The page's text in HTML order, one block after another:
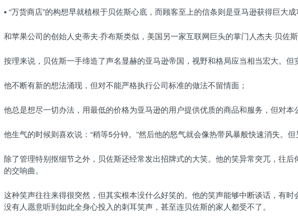
▪ “万货商店”的构想早就植根于贝佐斯心底，而顾客至上的信条则是亚马逊获得巨大成
和苹果公司的创始人史蒂夫·乔布斯类似，美国另一家互联网巨头的掌门人杰夫·贝佐
按理来说，贝佐斯一手缔造了声名显赫的亚马逊帝国，视野和格局应当相当宏大。
他不断有新的想法涌现，但对不能严格执行公司标准的做法不留情面；
他总是想尽一切办法，用最低的价格为亚马逊的用户提供优质的商品和服务，但对
他生气的时候则喜欢说：“稍等5分钟。”然后他的怒气就会像热带风暴般快速消失。
除了管理特别抠细节之外，贝佐斯还经常发出招牌式的大笑。他的笑异常突兀，往
的交响曲。
这种笑声往往来得很突然，但其实根本没什么好笑的。他的笑声能够中断谈话，有
没有人愿意听到如此全身心投入的刺耳笑声，甚至连贝佐斯的家人都受不了。